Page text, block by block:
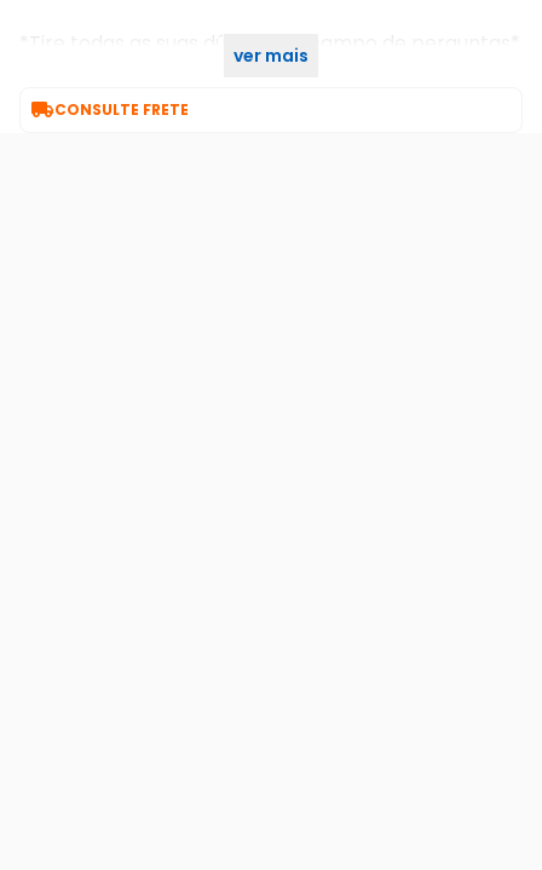
*Tire todas as suas dúvidas no campo de perguntas*
ver mais
CONSULTE FRETE